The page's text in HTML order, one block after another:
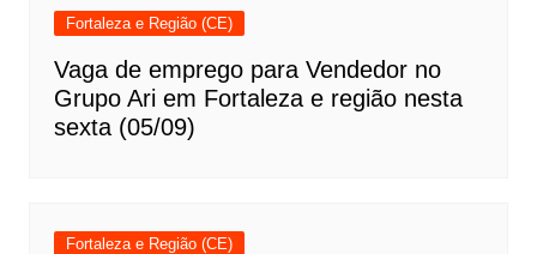
Fortaleza e Região (CE)
Vaga de emprego para Vendedor no
Grupo Ari em Fortaleza e região nesta
sexta (05/09)
Fortaleza e Região (CE)